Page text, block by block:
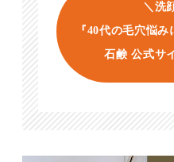
＼洗
『40代の毛穴悩
石鹸 公式サ